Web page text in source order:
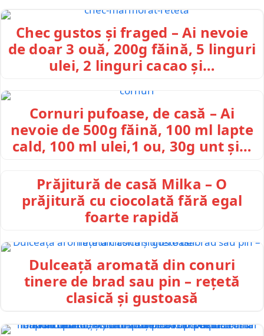
Chec gustos și fraged – Ai nevoie
de doar 3 ouă, 200g făină, 5 linguri
ulei, 2 linguri cacao și…
Cornuri pufoase, de casă – Ai
nevoie de 500g făină, 100 ml lapte
cald, 100 ml ulei,1 ou, 30g unt și…
Prăjitură de casă Milka – O
prăjitură cu ciocolată fără egal
foarte rapidă
Dulceață aromată din conuri
tinere de brad sau pin – rețetă
clasică și gustoasă